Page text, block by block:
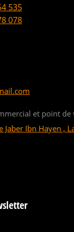
535
078
et point de
Jaber Ibn Hayen ,